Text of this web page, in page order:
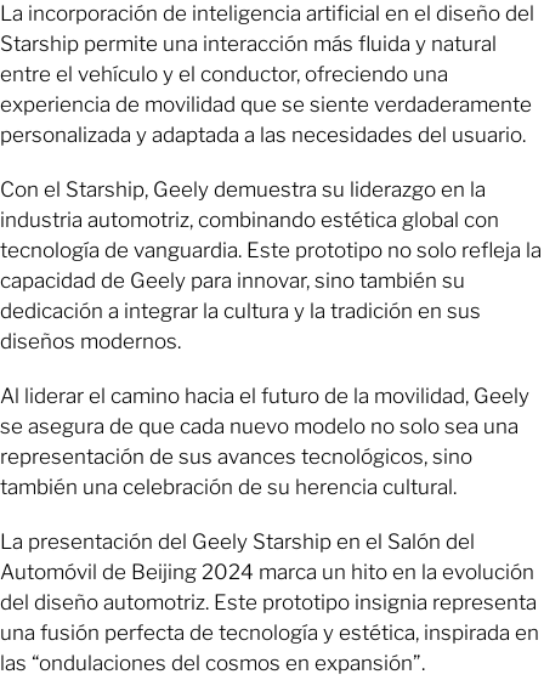
La incorporación de inteligencia artificial en el diseño del
Starship permite una interacción más fluida y natural
entre el vehículo y el conductor, ofreciendo una
experiencia de movilidad que se siente verdaderamente
personalizada y adaptada a las necesidades del usuario.
Con el Starship, Geely demuestra su liderazgo en la
industria automotriz, combinando estética global con
tecnología de vanguardia. Este prototipo no solo refleja la
capacidad de Geely para innovar, sino también su
dedicación a integrar la cultura y la tradición en sus
diseños modernos.
Al liderar el camino hacia el futuro de la movilidad, Geely
se asegura de que cada nuevo modelo no solo sea una
representación de sus avances tecnológicos, sino
también una celebración de su herencia cultural.
La presentación del Geely Starship en el Salón del
Automóvil de Beijing 2024 marca un hito en la evolución
del diseño automotriz. Este prototipo insignia representa
una fusión perfecta de tecnología y estética, inspirada en
las “ondulaciones del cosmos en expansión”.